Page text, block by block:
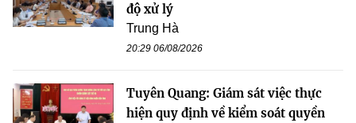
độ xử lý
Trung Hà
20:29 06/08/2026
Tuyên Quang: Giám sát việc thực
hiện quy định về kiểm soát quyền